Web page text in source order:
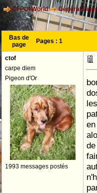
CFPOI World Général
Bas de
page
Pages : 1
ctof
carpe diem
Pigeon d'Or
1993 messages postés